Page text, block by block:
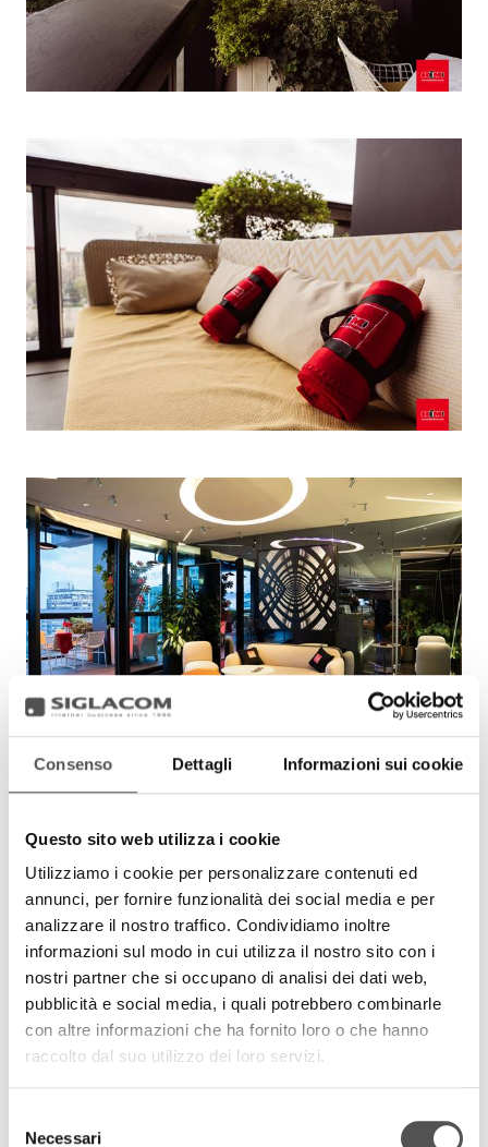
Consenso Dettagli Informazioni sui cookie
Questo sito web utilizza i cookie
Utilizziamo i cookie per personalizzare contenuti ed
annunci, per fornire funzionalità dei social media e per
analizzare il nostro traffico. Condividiamo inoltre
informazioni sul modo in cui utilizza il nostro sito con i
nostri partner che si occupano di analisi dei dati web,
pubblicità e social media, i quali potrebbero combinarle
con altre informazioni che ha fornito loro o che hanno
raccolto dal suo utilizzo dei loro servizi.
delNecessari